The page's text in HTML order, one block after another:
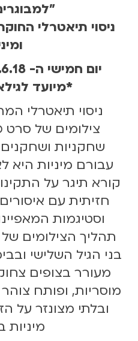
ניסוי תיאטרלי
יום חמישי ה- 21.6.18 בשעה 20:00
*מיועד לגילאי 18
ניסוי תיאטרלי
צילומים של סרט
שחקניות
עבורם מיניות היא
קורא תיגר על
חזיתית עם
וסטיגמות
תהליך הצילומים
בני הגיל השלישי
מעורר בצופים
מוסריות, ופותח צוהר
ובלתי מצונזר על
מיניות